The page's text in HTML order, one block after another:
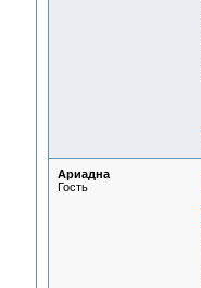
Ариадна
Гость